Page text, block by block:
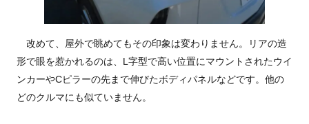
改めて、屋外で眺めてもその印象は変わりません。リアの造
形で眼を惹かれるのは、L字型で高い位置にマウントされたウイ
ンカーやCピラーの先まで伸びたボディパネルなどです。他の
どのクルマにも似ていません。